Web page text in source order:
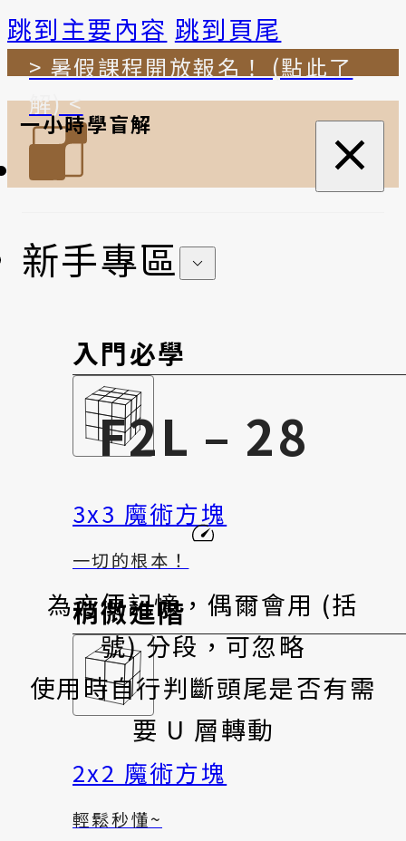
跳到主要內容 跳到頁尾
> 暑假課程開放報名！ (點此了
解) <
一小時學盲解
新手專區
入門必學
3x3 魔術方塊
一切的根本！
稍微進階
2x2 魔術方塊
輕鬆秒懂~
F2L – 28
為方便記憶，偶爾會用 (括
號) 分段，可忽略
使用時自行判斷頭尾是否有需
要 U 層轉動